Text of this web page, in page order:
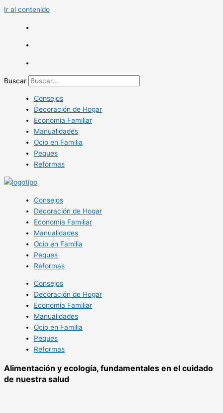
Ir al contenido
Buscar
Consejos
Decoración de Hogar
Economía Familiar
Manualidades
Ocio en Familia
Peques
Reformas
Consejos
Decoración de Hogar
Economía Familiar
Manualidades
Ocio en Familia
Peques
Reformas
Consejos
Decoración de Hogar
Economía Familiar
Manualidades
Ocio en Familia
Peques
Reformas
Alimentación y ecología, fundamentales en el cuidado
de nuestra salud